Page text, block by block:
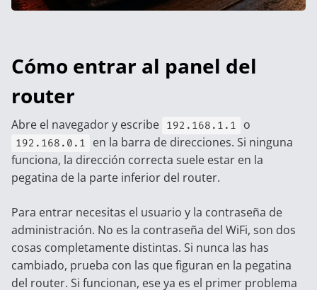
Cómo entrar al panel del
router
Abre el navegador y escribe 192.168.1.1 o
192.168.0.1
en la barra de direcciones. Si ninguna
funciona, la dirección correcta suele estar en la
pegatina de la parte inferior del router.
Para entrar necesitas el usuario y la contraseña de
administración. No es la contraseña del WiFi, son dos
cosas completamente distintas. Si nunca las has
cambiado, prueba con las que figuran en la pegatina
del router. Si funcionan, ese ya es el primer problema